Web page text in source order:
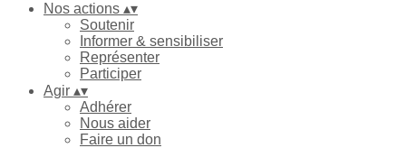
Nos actions ▴▾
Soutenir
Informer & sensibiliser
Représenter
Participer
Agir ▴▾
Adhérer
Nous aider
Faire un don